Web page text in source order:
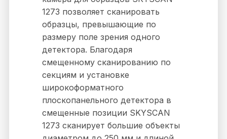
1273 позволяет сканировать
образцы, превышающие по
размеру поле зрения одного
детектора. Благодаря
смещенному сканированию по
секциям и установке
широкоформатного
плоскопанельного детектора в
смещенные позиции SKYSCAN
1273 сканирует большие объекты